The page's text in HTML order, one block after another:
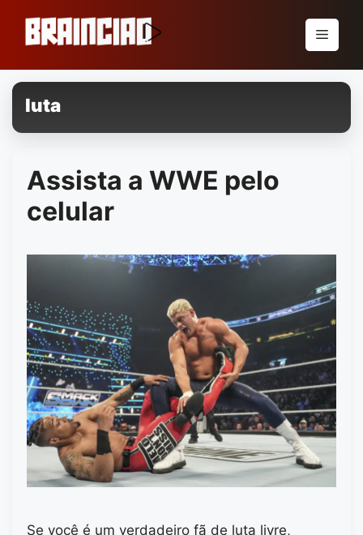
conteúdo
Menu
luta
Assista a WWE pelo
celular
Se você é um verdadeiro fã de luta livre,